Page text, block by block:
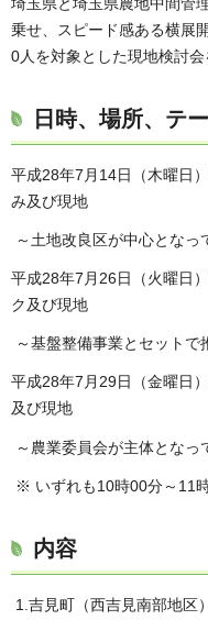
乗せ、スピード感ある横展
0人を対象とした現地検討会
日時、場所、テ
平成28年7月14日（木曜日
み及び現地
～土地改良区が中心となっ
平成28年7月26日（火曜日
ク及び現地
～基盤整備事業とセットで
平成28年7月29日（金曜日
及び現地
～農業委員会が主体となっ
※ いずれも10時00分～11
内容
1.吉見町（西吉見南部地区